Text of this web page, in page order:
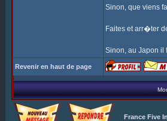
Sinon, que viens
Faites et arr�ter
Sinon, au Japon
Revenir en haut de page
France Five